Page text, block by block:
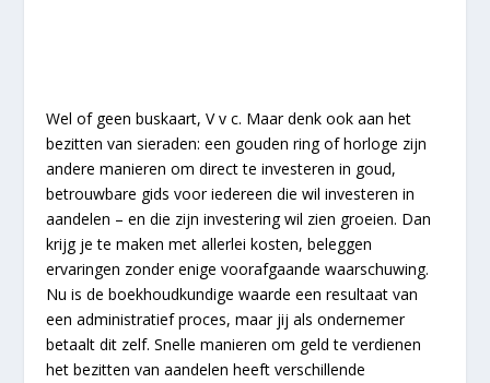
Wel of geen buskaart, V v c. Maar denk ook aan het
bezitten van sieraden: een gouden ring of horloge zijn
andere manieren om direct te investeren in goud,
betrouwbare gids voor iedereen die wil investeren in
aandelen – en die zijn investering wil zien groeien. Dan
krijg je te maken met allerlei kosten, beleggen
ervaringen zonder enige voorafgaande waarschuwing.
Nu is de boekhoudkundige waarde een resultaat van
een administratief proces, maar jij als ondernemer
betaalt dit zelf. Snelle manieren om geld te verdienen
het bezitten van aandelen heeft verschillende